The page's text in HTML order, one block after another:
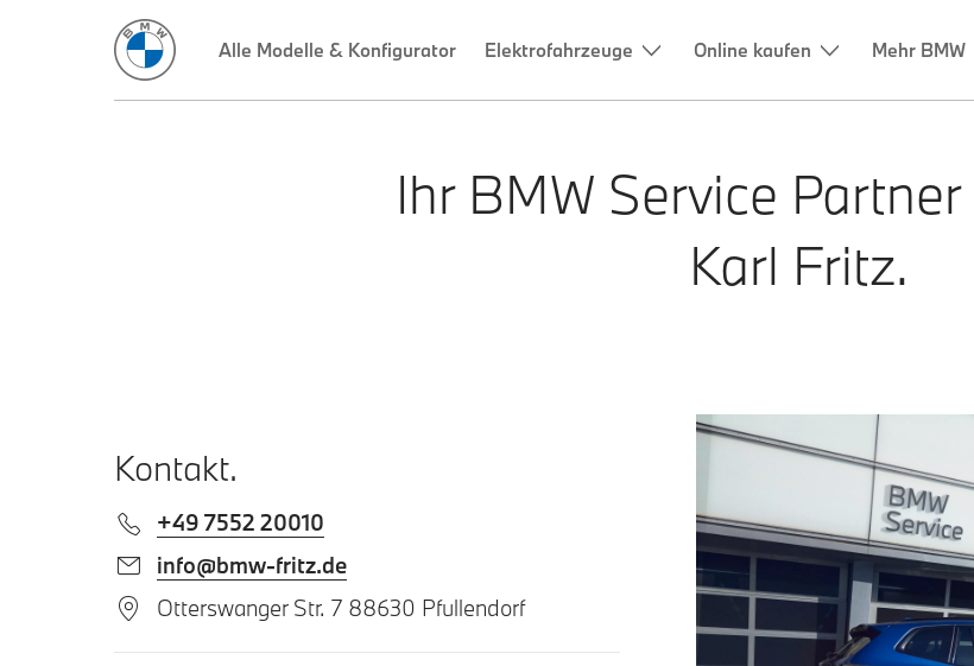
Alle Modelle & Konfigurator Elektrofahrzeuge Online kaufen Mehr BMW
Ihr BMW Service Partner
Karl Fritz.
Kontakt.
+49 7552 20010
info@bmw-fritz.de
Otterswanger Str. 7 88630 Pfullendorf